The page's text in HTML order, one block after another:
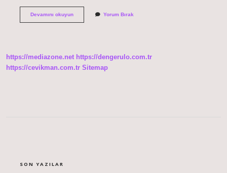
Devamını okuyunGlikoz
Yorum Bırak
https://mediazone.net https://dengerulo.com.tr
https://cevikman.com.tr Sitemap
SON YAZILAR